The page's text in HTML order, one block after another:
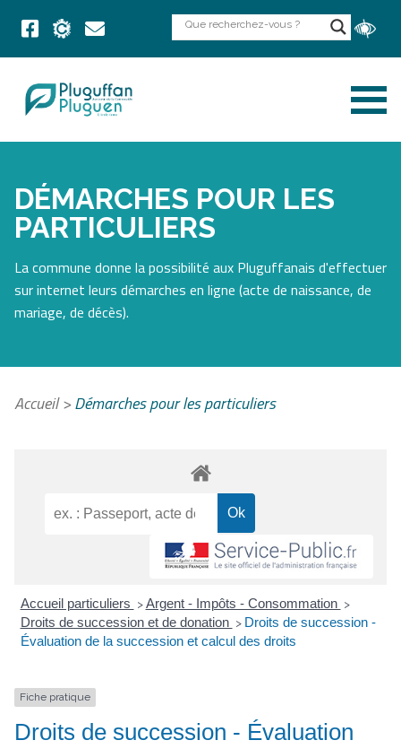
DÉMARCHES POUR LES
PARTICULIERS
La commune donne la possibilité aux Pluguffanais d'effectuer
sur internet leurs démarches en ligne (acte de naissance, de
mariage, de décès).
Accueil>Démarches pour les particuliers
Accueil particuliers > Argent - Impôts - Consommation >
Droits de succession et de donation > Droits de succession -
Évaluation de la succession et calcul des droits
Fiche pratique
Droits de succession - Évaluation